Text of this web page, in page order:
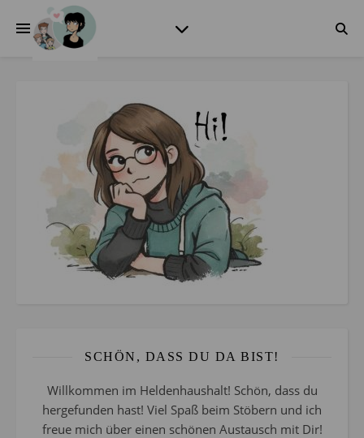
SCHÖN, DASS DU DA BIST!
Willkommen im Heldenhaushalt! Schön, dass du
hergefunden hast! Viel Spaß beim Stöbern und ich
freue mich über einen schönen Austausch mit Dir!